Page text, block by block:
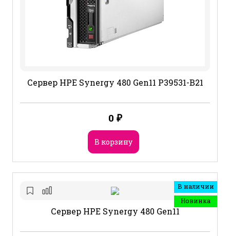
Сервер HPE Synergy 480 Gen11 P39531-B21
0 ₽
В корзину
В наличии
Новинка
Сервер HPE Synergy 480 Gen11